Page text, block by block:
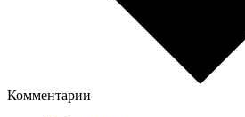
Комментарии